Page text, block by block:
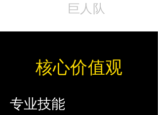
巨人队
核心价值观
专业技能